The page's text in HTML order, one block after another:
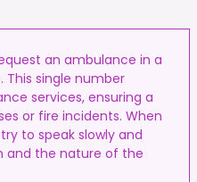
an ambulance in a
This single number
services, ensuring a
or fire incidents. When
to speak slowly and
and the nature of the